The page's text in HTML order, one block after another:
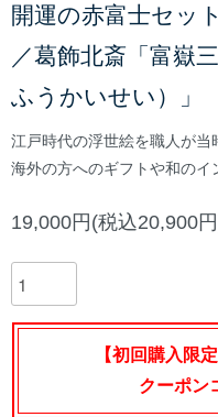
開運の赤富士セット
／葛飾北斎「富嶽
ふうかいせい）」
江戸時代の浮世絵を職人が当
海外の方へのギフトや和のイ
19,000円(税込20,900
【初回購入限
クーポン